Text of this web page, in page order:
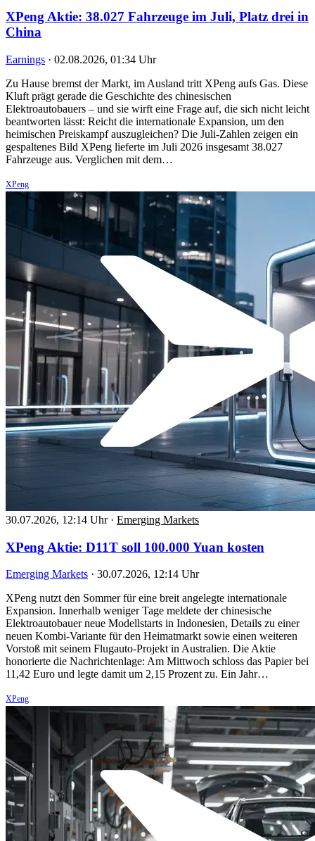
XPeng Aktie: 38.027 Fahrzeuge im Juli, Platz drei in
China
Earnings · 02.08.2026, 01:34 Uhr
Zu Hause bremst der Markt, im Ausland tritt XPeng aufs Gas. Diese
Kluft prägt gerade die Geschichte des chinesischen
Elektroautobauers – und sie wirft eine Frage auf, die sich nicht leicht
beantworten lässt: Reicht die internationale Expansion, um den
heimischen Preiskampf auszugleichen? Die Juli-Zahlen zeigen ein
gespaltenes Bild XPeng lieferte im Juli 2026 insgesamt 38.027
Fahrzeuge aus. Verglichen mit dem…
XPeng
30.07.2026, 12:14 Uhr · Emerging Markets
XPeng Aktie: D11T soll 100.000 Yuan kosten
Emerging Markets · 30.07.2026, 12:14 Uhr
XPeng nutzt den Sommer für eine breit angelegte internationale
Expansion. Innerhalb weniger Tage meldete der chinesische
Elektroautobauer neue Modellstarts in Indonesien, Details zu einer
neuen Kombi-Variante für den Heimatmarkt sowie einen weiteren
Vorstoß mit seinem Flugauto-Projekt in Australien. Die Aktie
honorierte die Nachrichtenlage: Am Mittwoch schloss das Papier bei
11,42 Euro und legte damit um 2,15 Prozent zu. Ein Jahr…
XPeng